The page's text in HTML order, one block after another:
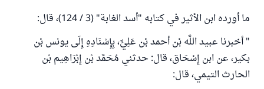
ما أورده ابن الأثير في كتابه "أسد الغابة" (3 / 124)، قال:
" أخبرنا عبيد اللَّه بْن أحمد بْن عَلِيٍّ، بِإِسْنَادِهِ إِلَى يونس بْن
بكير، عن ابن إِسْحَاق، قال: حدثني مُحَمَّد بْن إِبْرَاهِيم بْن
الحارث التيمي، قال: